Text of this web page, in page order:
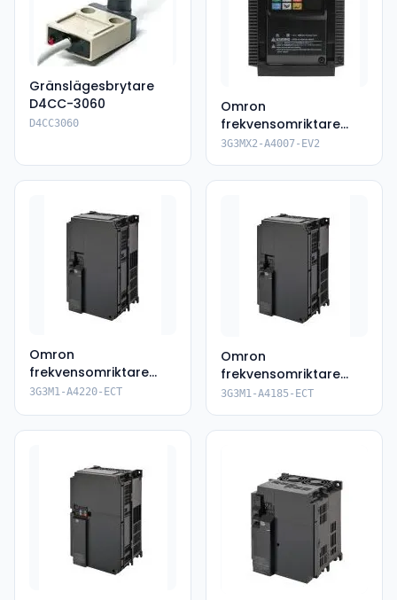
Gränslägesbrytare
D4CC-3060
D4CC3060
Omron
frekvensomriktare
3G3MX2-A4007-EV2
3G3MX2-A4007-EV2
Omron
frekvensomriktare
3G3M1-A4220-ECT
3G3M1-A4220-ECT
Omron
frekvensomriktare
3G3M1-A4185-ECT
3G3M1-A4185-ECT